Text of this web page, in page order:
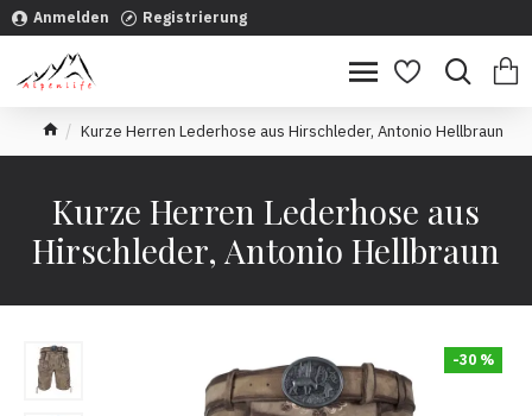
Anmelden Registrierung
Kurze Herren Lederhose aus Hirschleder, Antonio Hellbraun
Kurze Herren Lederhose aus
Hirschleder, Antonio Hellbraun
-30 %